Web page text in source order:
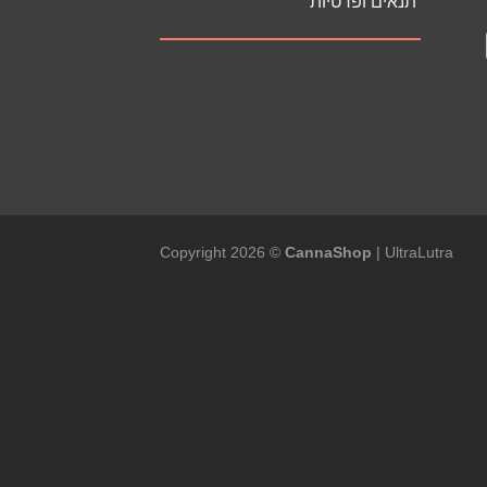
Copyright 2026 © CannaShop | UltraLutra